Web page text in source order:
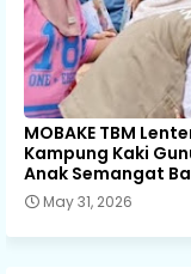
MOBAKE TBM
Kampung Kaki
Anak Semangat
May 31, 2026